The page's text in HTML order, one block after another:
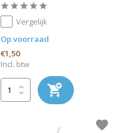
Vergelijk
Op voorraad
€1,50
Incl. btw